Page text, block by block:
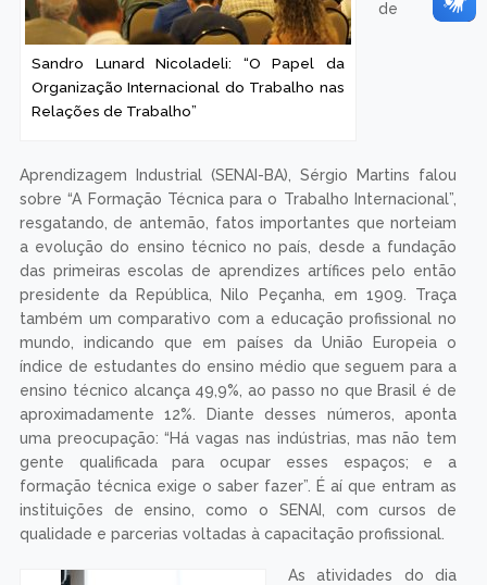
Sandro Lunard Nicoladeli: “O Papel da
Organização Internacional do Trabalho nas
Relações de Trabalho”
de
Aprendizagem Industrial (SENAI-BA), Sérgio Martins falou
sobre “A Formação Técnica para o Trabalho Internacional”,
resgatando, de antemão, fatos importantes que norteiam
a evolução do ensino técnico no país, desde a fundação
das primeiras escolas de aprendizes artífices pelo então
presidente da República, Nilo Peçanha, em 1909. Traça
também um comparativo com a educação profissional no
mundo, indicando que em países da União Europeia o
índice de estudantes do ensino médio que seguem para a
ensino técnico alcança 49,9%, ao passo no que Brasil é de
aproximadamente 12%. Diante desses números, aponta
uma preocupação: “Há vagas nas indústrias, mas não tem
gente qualificada para ocupar esses espaços; e a
formação técnica exige o saber fazer”. É aí que entram as
instituições de ensino, como o SENAI, com cursos de
qualidade e parcerias voltadas à capacitação profissional.
As atividades do dia